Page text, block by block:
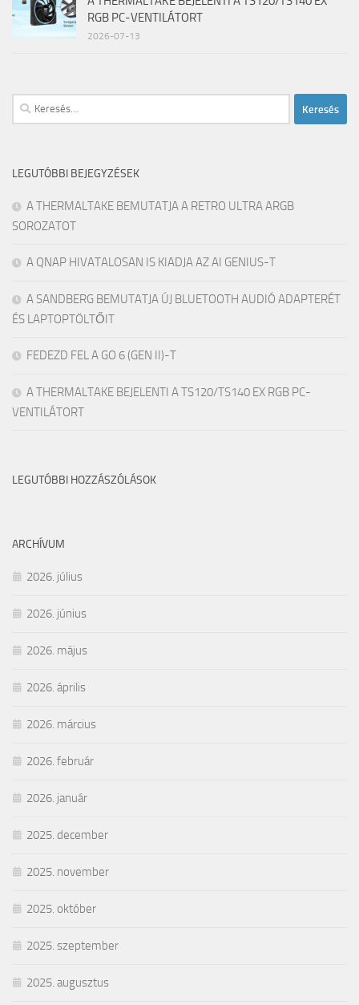
RGB PC-VENTILÁTORT
2026-07-13
Keresés:
LEGUTÓBBI BEJEGYZÉSEK
A THERMALTAKE BEMUTATJA A RETRO ULTRA ARGB
SOROZATOT
A QNAP HIVATALOSAN IS KIADJA AZ AI GENIUS-T
A SANDBERG BEMUTATJA ÚJ BLUETOOTH AUDIÓ ADAPTERÉT
ÉS LAPTOPTÖLTŐIT
FEDEZD FEL A GO 6 (GEN II)-T
A THERMALTAKE BEJELENTI A TS120/TS140 EX RGB PC-
VENTILÁTORT
LEGUTÓBBI HOZZÁSZÓLÁSOK
ARCHÍVUM
2026. július
2026. június
2026. május
2026. április
2026. március
2026. február
2026. január
2025. december
2025. november
2025. október
2025. szeptember
2025. augusztus